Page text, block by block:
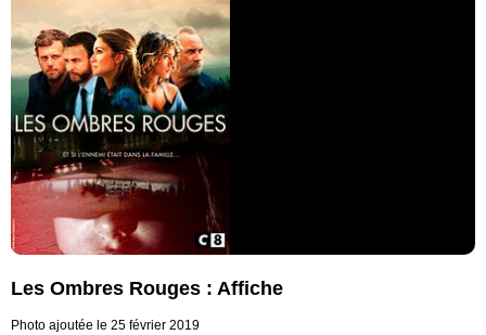
Les Ombres Rouges : Affiche
Photo ajoutée le 25 février 2019